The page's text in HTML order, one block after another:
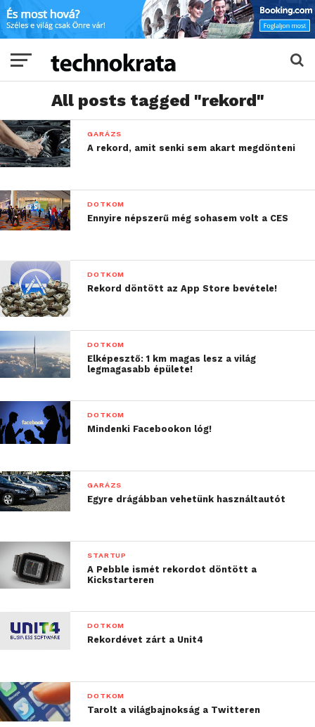
All posts tagged "rekord"
GARÁZS
A rekord, amit senki sem akart megdönteni
DOTKOM
Ennyire népszerű még sohasem volt a CES
DOTKOM
Rekord döntött az App Store bevétele!
DOTKOM
Elképesztő: 1 km magas lesz a világ
legmagasabb épülete!
DOTKOM
Mindenki Facebookon lóg!
GARÁZS
Egyre drágábban vehetünk használtautót
STARTUP
A Pebble ismét rekordot döntött a
Kickstarteren
DOTKOM
Rekordévet zárt a Unit4
DOTKOM
Tarolt a világbajnokság a Twitteren